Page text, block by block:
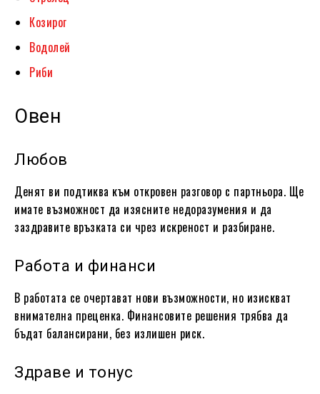
Козирог
Водолей
Риби
Овен
Любов
Денят ви подтиква към откровен разговор с партньора. Ще
имате възможност да изясните недоразумения и да
заздравите връзката си чрез искреност и разбиране.
Работа и финанси
В работата се очертават нови възможности, но изискват
внимателна преценка. Финансовите решения трябва да
бъдат балансирани, без излишен риск.
Здраве и тонус